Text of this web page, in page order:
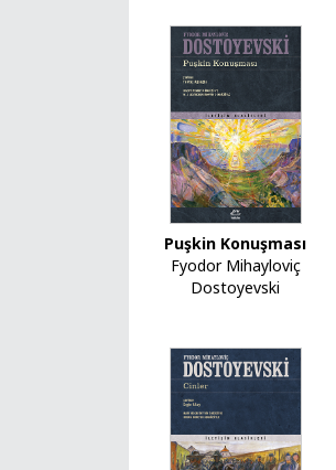
Puşkin Konuşması
Fyodor Mihayloviç
Dostoyevski